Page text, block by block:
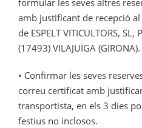
formular les seves altres
amb justificant de recepció
de ESPELT VITICULTORS, SL,
(17493) VILAJUÏGA (GIRONA).
• Confirmar les seves
correu certificat amb
transportista, en els 3 dies
festius no inclosos.